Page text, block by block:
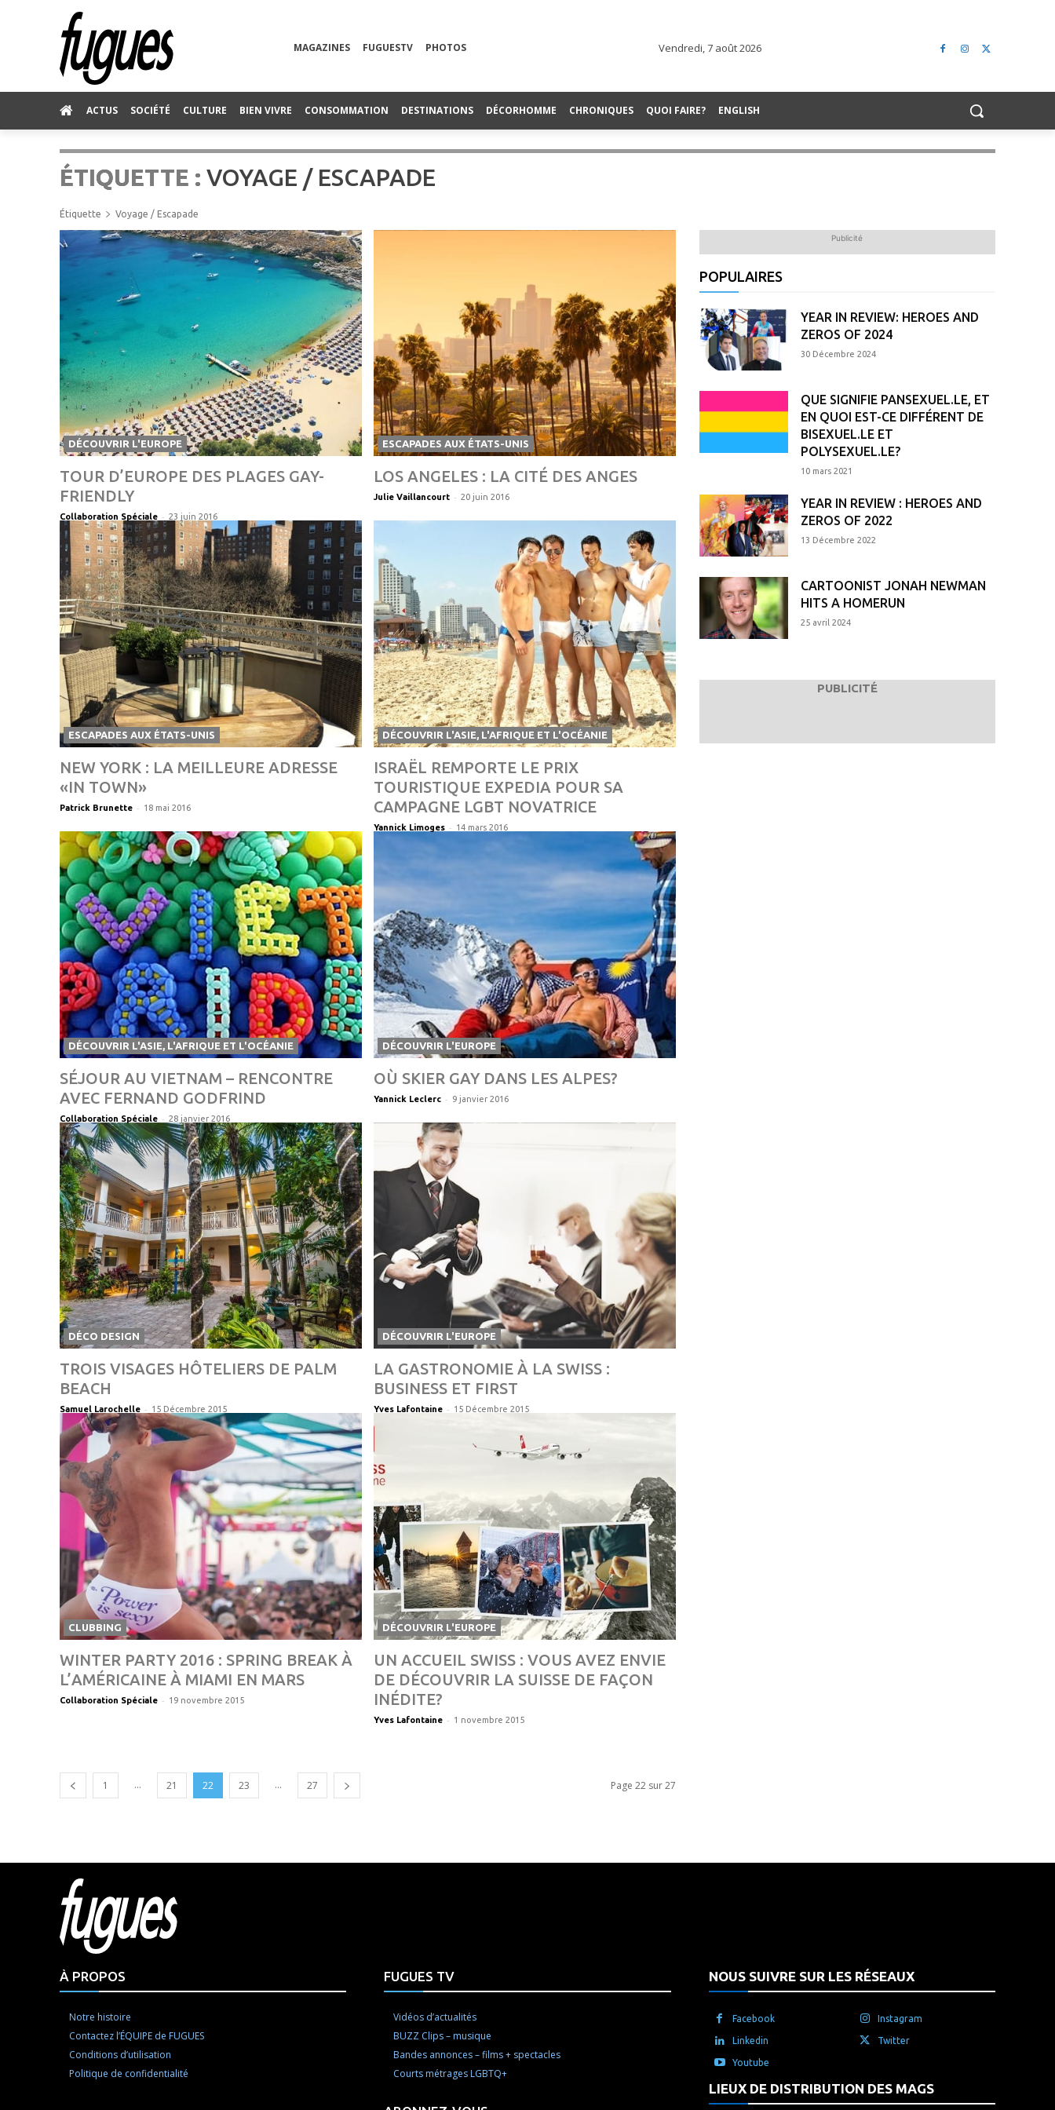
MAGAZINES FUGUESTV PHOTOS Vendredi, 7 août 2026
ACTUS SOCIÉTÉ CULTURE BIEN VIVRE CONSOMMATION DESTINATIONS DÉCORHOMME CHRONIQUES QUOI FAIRE? ENGLISH
ÉTIQUETTE : VOYAGE / ESCAPADE
Étiquette Voyage / Escapade
DÉCOUVRIR L'EUROPE
TOUR D’EUROPE DES PLAGES GAY-
FRIENDLY
Collaboration Spéciale - 23 juin 2016
ESCAPADES AUX ÉTATS-UNIS
LOS ANGELES : LA CITÉ DES ANGES
Julie Vaillancourt - 20 juin 2016
ESCAPADES AUX ÉTATS-UNIS
NEW YORK : LA MEILLEURE ADRESSE
«IN TOWN»
Patrick Brunette - 18 mai 2016
DÉCOUVRIR L'ASIE, L'AFRIQUE ET L'OCÉANIE
ISRAËL REMPORTE LE PRIX
TOURISTIQUE EXPEDIA POUR SA
CAMPAGNE LGBT NOVATRICE
Yannick Limoges - 14 mars 2016
DÉCOUVRIR L'ASIE, L'AFRIQUE ET L'OCÉANIE
SÉJOUR AU VIETNAM – RENCONTRE
AVEC FERNAND GODFRIND
Collaboration Spéciale - 28 janvier 2016
DÉCOUVRIR L'EUROPE
OÙ SKIER GAY DANS LES ALPES?
Yannick Leclerc - 9 janvier 2016
DÉCO DESIGN
TROIS VISAGES HÔTELIERS DE PALM
BEACH
Samuel Larochelle - 15 Décembre 2015
DÉCOUVRIR L'EUROPE
LA GASTRONOMIE À LA SWISS :
BUSINESS ET FIRST
Yves Lafontaine - 15 Décembre 2015
CLUBBING
WINTER PARTY 2016 : SPRING BREAK À
L’AMÉRICAINE À MIAMI EN MARS
Collaboration Spéciale - 19 novembre 2015
DÉCOUVRIR L'EUROPE
UN ACCUEIL SWISS : VOUS AVEZ ENVIE
DE DÉCOUVRIR LA SUISSE DE FAÇON
INÉDITE?
Yves Lafontaine - 1 novembre 2015
1 ... 21 22 23 ... 27 Page 22 sur 27
Publicité
POPULAIRES
YEAR IN REVIEW: HEROES AND
ZEROS OF 2024
30 Décembre 2024
QUE SIGNIFIE PANSEXUEL.LE, ET
EN QUOI EST-CE DIFFÉRENT DE
BISEXUEL.LE ET
POLYSEXUEL.LE?
10 mars 2021
YEAR IN REVIEW : HEROES AND
ZEROS OF 2022
13 Décembre 2022
CARTOONIST JONAH NEWMAN
HITS A HOMERUN
25 avril 2024
PUBLICITÉ
À PROPOS
Notre histoire
Contactez l’ÉQUIPE de FUGUES
Conditions d’utilisation
Politique de confidentialité
FUGUES TV
Vidéos d’actualités
BUZZ Clips – musique
Bandes annonces – films + spectacles
Courts métrages LGBTQ+
NOUS SUIVRE SUR LES RÉSEAUX
Facebook Instagram
Linkedin Twitter
Youtube
LIEUX DE DISTRIBUTION DES MAGS